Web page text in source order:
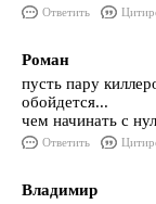
Ответить
Роман
пусть пару
обойдется...
чем начинать с
Ответить
Владимир